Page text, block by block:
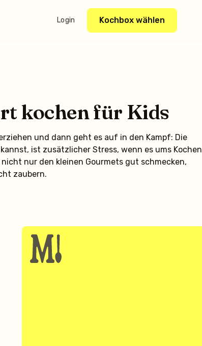
Login Kochbox wählen
kochen für Kids
und dann geht es auf in den Kampf: Die
ist zusätzlicher Stress, wenn es ums Kochen
nur den kleinen Gourmets gut schmecken,
zaubern.